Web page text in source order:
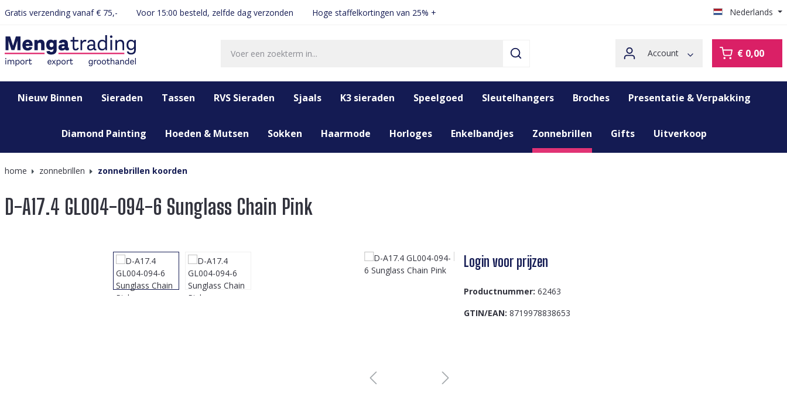
Ga naar de hoofdnavigatie
Gratis verzending vanaf € 75,- Voor 15:00 besteld, zelfde dag verzonden Hoge staffelkortingen van 25% + Nederlands
Account € 0,00
Nieuw Binnen Sieraden Tassen RVS Sieraden Sjaals K3 sieraden Speelgoed Sleutelhangers Broches Presentatie & Verpakking
Diamond Painting Hoeden & Mutsen Sokken Haarmode Horloges Enkelbandjes Zonnebrillen Gifts Uitverkoop
home zonnebrillen zonnebrillen koorden
D-A17.4 GL004-094-6 Sunglass Chain Pink
Login voor prijzen
Productnummer: 62463
GTIN/EAN: 8719978838653